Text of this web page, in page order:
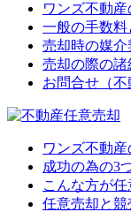
ワンズ不動
一般の手数
売却時の媒
売却の際の諸
お問合せ（不
ワンズ不動
成功の為の3
こんな方が
任意売却と競